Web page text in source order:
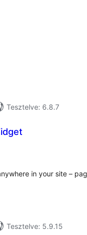
Tesztelve: 6.8.7
in your site –
Tesztelve: 5.9.15